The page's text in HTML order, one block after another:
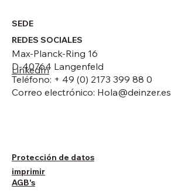
SEDE
Max-Planck-Ring 16
D-40764 Langenfeld
Teléfono: + 49 (0) 2173 399 88 0
Correo electrónico: Hola@deinzer.es
REDES SOCIALES
LinkedIn
Protección de datos
imprimir
AGB's